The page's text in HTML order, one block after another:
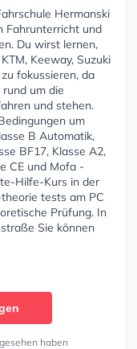
Hermanski
Fahrunterricht und
Du wirst lernen,
Keeway, Suzuki
fokussieren, da
um die
und stehen.
um
B Automatik,
BF17, Klasse A2,
CE und Mofa -
Hilfe-Kurs in der
tests am PC
Prüfung. In
Sie können
haben